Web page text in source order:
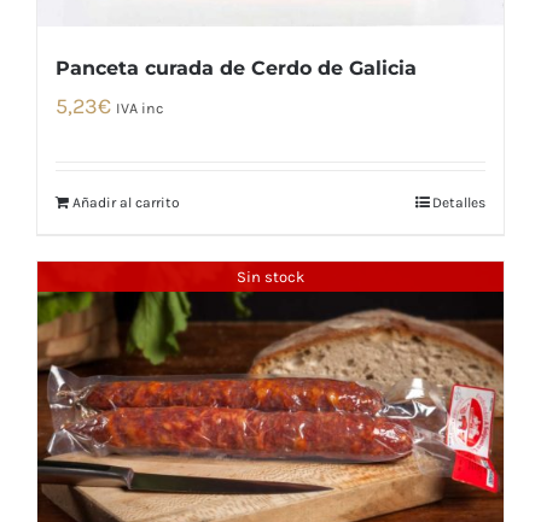
Panceta curada de Cerdo de Galicia
5,23€ IVA inc
Añadir al carrito Detalles
Sin stock